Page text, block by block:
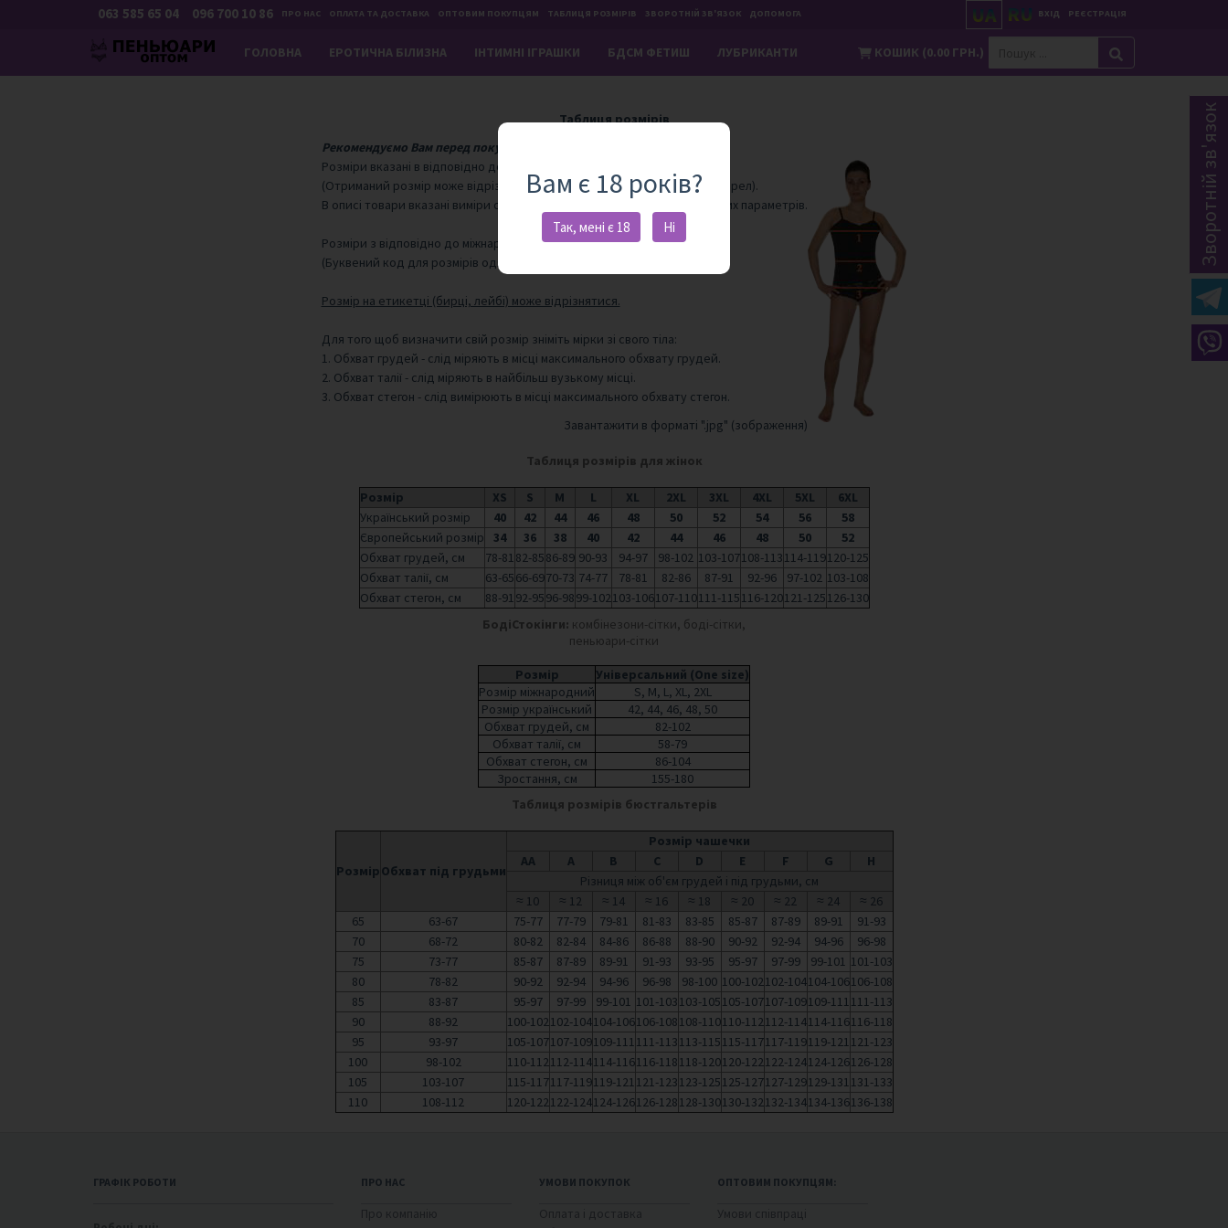
Вам є 18 років?
Так, мені є 18 Ні
063 585 65 04 096 700 10 86 ПРО НАС ОПЛАТА ТА ДОСТАВКА ОПТОВИМ ПОКУПЦЯМ ТАБЛИЦЯ РОЗМІРІВ ЗВОРОТНІЙ ЗВ'ЯЗОК ДОПОМОГА UA RU ВХІД РЕЄСТРАЦІЯ
ГОЛОВНА ЕРОТИЧНА БІЛИЗНА IНТИМНІ ІГРАШКИ БДСМ ФЕТИШ ЛУБРИКАНТИ КОШИК (0.00 ГРН.)
Зворотній зв'язок
Таблиця розмірів
Рекомендуємо Вам перед покупкою дізнатися свій розмір.
Розміри вказані в відповідно до цієї таблиці розмірів
(Отриманий розмір може відрізнятися від таблиць розмірів з інших джерел).
В описі товари вказані виміри самих речей або таблиця рекомендованих параметрів.
Розміри з відповідно до міжнародних стандартів
(Буквений код для розмірів одягу де застосовується більший крок).
Розмір на етикетці (бирці, лейбі) може відрізнятися.
Для того щоб визначити свій розмір зніміть мірки зі свого тіла:
1. Обхват грудей - слід міряють в місці максимального обхвату грудей.
2. Обхват талії - слід міряють в найбільш вузькому місці.
3. Обхват стегон - слід вимірюють в місці максимального обхвату стегон.
Завантажити в форматі ".jpg" (зображення)
Таблиця розмірів для жінок
Розмір XS S M L XL 2XL 3XL 4XL 5XL
6XL
Український розмір
40 42 44 46 48 50 52 54 56
58
Європейський розмір
34 36 38 40 42 44 46 48 50
52
Обхват грудей, см
78-8182-8586-89 90-93 94-97 98-102 103-107108-113114-119120-125
Обхват талії, см
63-6566-6970-73 74-77 78-81 82-86 87-91 92-96 97-102 103-108
Обхват стегон, см
88-9192-9596-9899-102103-106107-110111-115116-120121-125126-130
БодіСтокінги: комбінезони-сітки, боді-сітки,
пеньюари-сітки
Розмір
Універсальний (One size)
Розмір міжнародний
S, M, L, XL, 2XL
Розмір український
42, 44, 46, 48, 50
Обхват грудей, см
82-102
Обхват талії, см
58-79
Обхват стегон, см
86-104
Зростання, см
155-180
Таблиця розмірів бюстгальтерів
РозмірОбхват під грудьми
Розмір чашечки
AA
A B C D E F G
H
Різниця між об'єм грудей і під грудьми, см
≈ 10
≈ 12 ≈ 14 ≈ 16 ≈ 18 ≈ 20 ≈ 22 ≈ 24
≈ 26
65
63-67 75-77 77-79 79-81 81-83 83-85 85-87 87-89 89-91
91-93
70
68-72 80-82 82-84 84-86 86-88 88-90 90-92 92-94 94-96
96-98
75
73-77 85-87 87-89 89-91 91-93 93-95 95-97 97-99 99-101 101-103
80
78-82 90-92 92-94 94-96 96-98 98-100 100-102102-104104-106106-108
85
83-87 95-97 97-99 99-101 101-103103-105105-107107-109109-111111-113
90
88-92 100-102102-104104-106106-108108-110110-112112-114114-116116-118
95
93-97 105-107107-109109-111111-113113-115115-117117-119119-121121-123
100
98-102 110-112112-114114-116116-118118-120120-122122-124124-126126-128
105
103-107 115-117117-119119-121121-123123-125125-127127-129129-131131-133
110
108-112 120-122122-124124-126126-128128-130130-132132-134134-136136-138
ГРАФІК РОБОТИ ПРО НАС УМОВИ ПОКУПОК ОПТОВИМ ПОКУПЦЯМ: